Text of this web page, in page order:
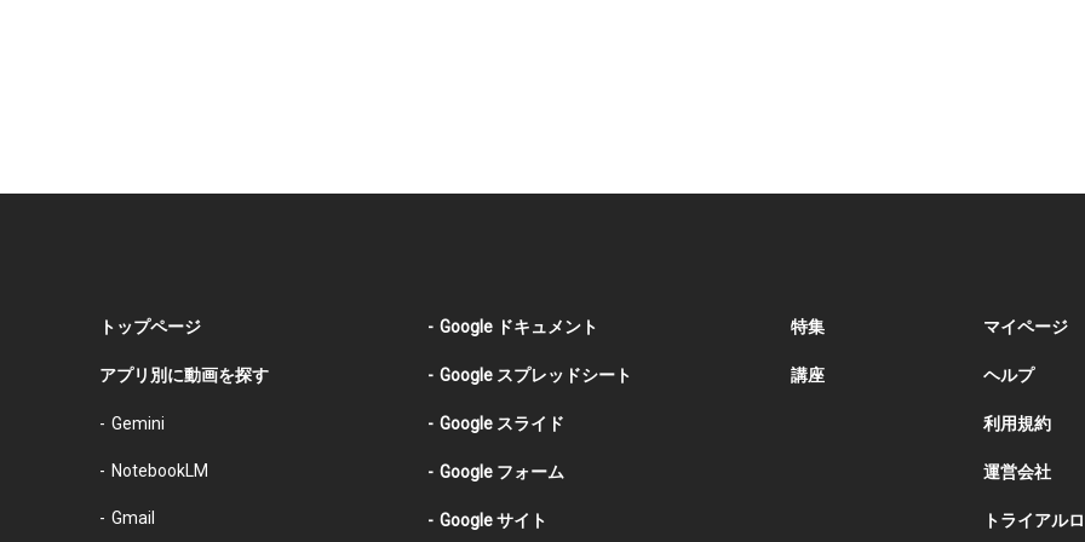
トップページ
アプリ別に動画を探す
Gemini
NotebookLM
Gmail
Google ドキュメント
Google スプレッドシート
Google スライド
Google フォーム
Google サイト
特集
講座
マイページ
ヘルプ
利用規約
運営会社
トライアル